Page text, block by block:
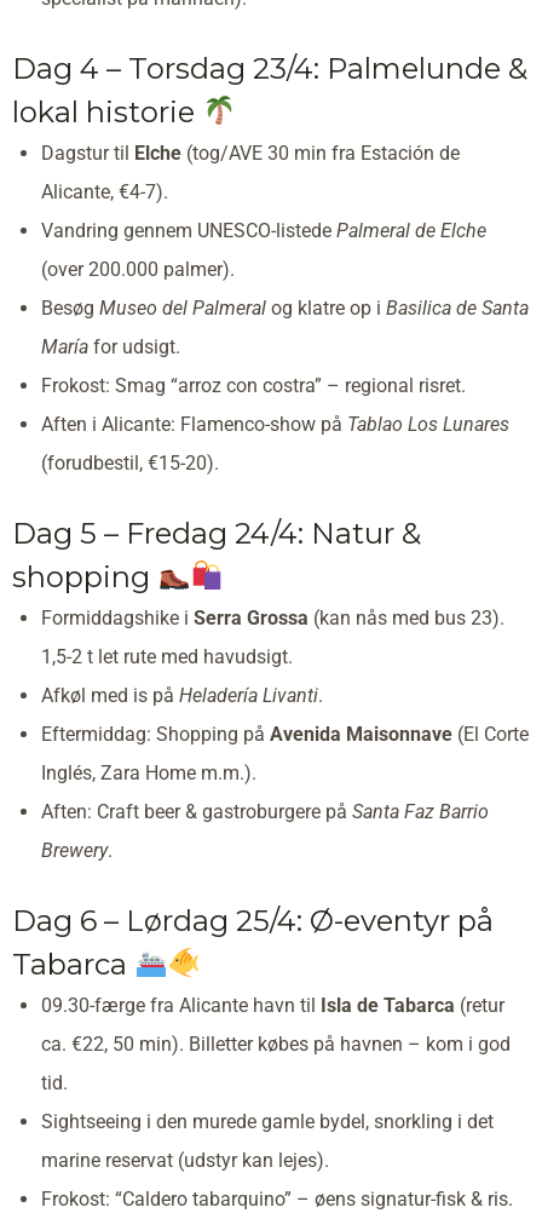
Dag 4 – Torsdag 23/4: Palmelunde &
lokal historie
Dagstur til Elche (tog/AVE 30 min fra Estación de
Alicante, €4-7).
Vandring gennem UNESCO-listede Palmeral de Elche
(over 200.000 palmer).
Besøg Museo del Palmeral og klatre op i Basilica de Santa
María for udsigt.
Frokost: Smag “arroz con costra” – regional risret.
Aften i Alicante: Flamenco-show på Tablao Los Lunares
(forudbestil, €15-20).
Dag 5 – Fredag 24/4: Natur &
shopping
Formiddagshike i Serra Grossa (kan nås med bus 23).
1,5-2 t let rute med havudsigt.
Afkøl med is på Heladería Livanti.
Eftermiddag: Shopping på Avenida Maisonnave (El Corte
Inglés, Zara Home m.m.).
Aften: Craft beer & gastroburgere på Santa Faz Barrio
Brewery.
Dag 6 – Lørdag 25/4: Ø-eventyr på
Tabarca
09.30-færge fra Alicante havn til Isla de Tabarca (retur
ca. €22, 50 min). Billetter købes på havnen – kom i god
tid.
Sightseeing i den murede gamle bydel, snorkling i det
marine reservat (udstyr kan lejes).
Frokost: “Caldero tabarquino” – øens signatur-fisk & ris.